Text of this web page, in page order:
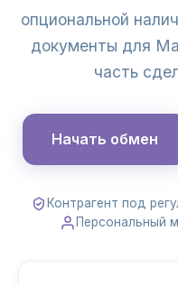
опциональной
документы для
часть
Начать обмен
Контрагент под
Персональный